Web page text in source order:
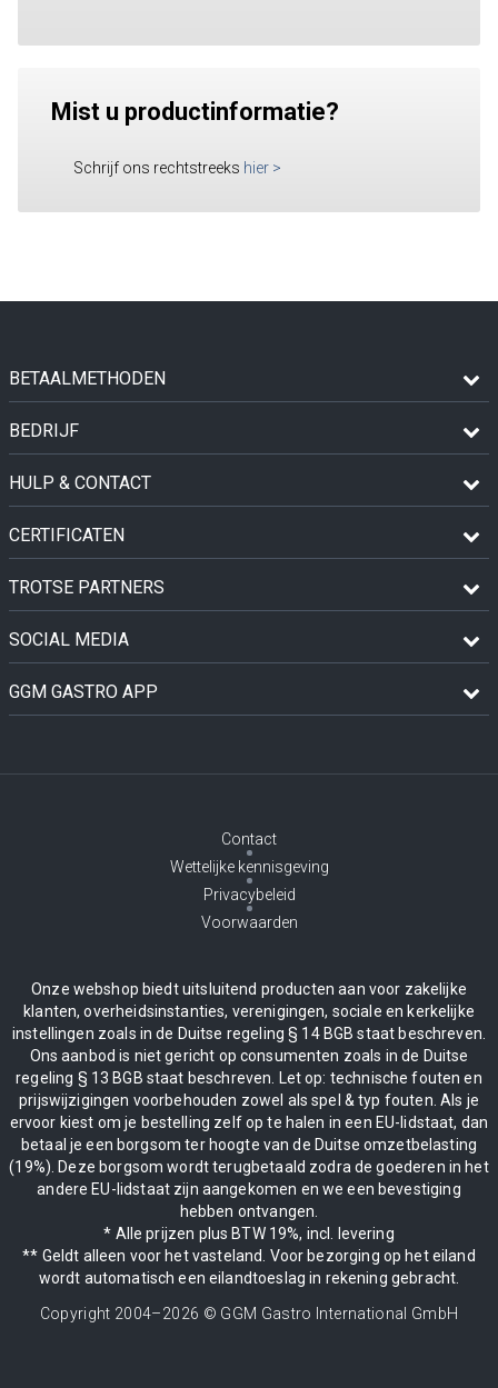
Mist u productinformatie?
Schrijf ons rechtstreeks hier >
BETAALMETHODEN
BEDRIJF
HULP & CONTACT
CERTIFICATEN
TROTSE PARTNERS
SOCIAL MEDIA
GGM GASTRO APP
Contact
Wettelijke kennisgeving
Privacybeleid
Voorwaarden
Onze webshop biedt uitsluitend producten aan voor zakelijke
klanten, overheidsinstanties, verenigingen, sociale en kerkelijke
instellingen zoals in de Duitse regeling § 14 BGB staat beschreven.
Ons aanbod is niet gericht op consumenten zoals in de Duitse
regeling § 13 BGB staat beschreven. Let op: technische fouten en
prijswijzigingen voorbehouden zowel als spel & typ fouten. Als je
ervoor kiest om je bestelling zelf op te halen in een EU-lidstaat, dan
betaal je een borgsom ter hoogte van de Duitse omzetbelasting
(19%). Deze borgsom wordt terugbetaald zodra de goederen in het
andere EU-lidstaat zijn aangekomen en we een bevestiging
hebben ontvangen.
* Alle prijzen plus BTW 19%, incl. levering
** Geldt alleen voor het vasteland. Voor bezorging op het eiland
wordt automatisch een eilandtoeslag in rekening gebracht.
Copyright 2004–2026 © GGM Gastro International GmbH